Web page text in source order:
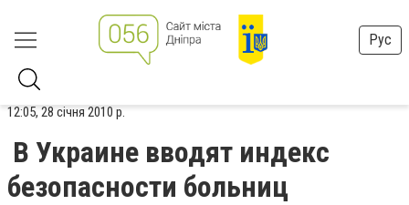
Рус
12:05, 28 січня 2010 р.
В Украине вводят индекс
безопасности больниц